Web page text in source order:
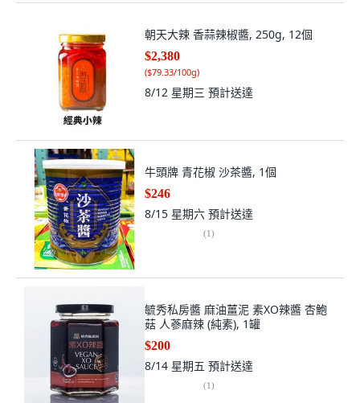
朝天大辣 香蒜辣椒醬, 250g, 12個
$2,380
($79.33/100g)
8/12 星期三 預計送達
牛頭牌 青花椒 沙茶醬, 1個
$246
8/15 星期六 預計送達
(1)
毓秀私房醬 麻油薑泥 素XO辣醬 杏鮑
菇 人蔘麻辣 (純素), 1罐
$200
8/14 星期五 預計送達
(1)